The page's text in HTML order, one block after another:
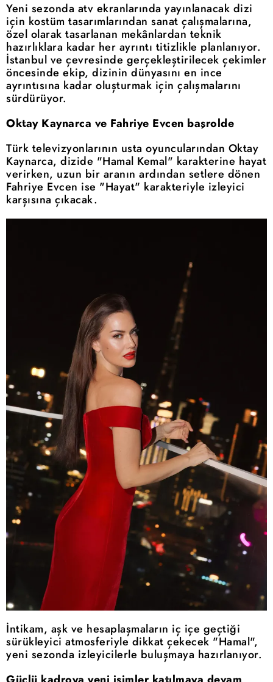
Yeni sezonda atv ekranlarında yayınlanacak dizi
için kostüm tasarımlarından sanat çalışmalarına,
özel olarak tasarlanan mekânlardan teknik
hazırlıklara kadar her ayrıntı titizlikle planlanıyor.
İstanbul ve çevresinde gerçekleştirilecek çekimler
öncesinde ekip, dizinin dünyasını en ince
ayrıntısına kadar oluşturmak için çalışmalarını
sürdürüyor.
Oktay Kaynarca ve Fahriye Evcen başrolde
Türk televizyonlarının usta oyuncularından Oktay
Kaynarca, dizide "Hamal Kemal" karakterine hayat
verirken, uzun bir aranın ardından setlere dönen
Fahriye Evcen ise "Hayat" karakteriyle izleyici
karşısına çıkacak.
İntikam, aşk ve hesaplaşmaların iç içe geçtiği
sürükleyici atmosferiyle dikkat çekecek "Hamal",
yeni sezonda izleyicilerle buluşmaya hazırlanıyor.